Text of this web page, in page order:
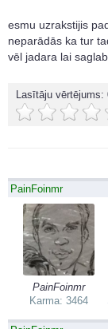
esmu uzrakstijis
neparādās ka tur
vēl jadara lai
Lasītāju vērtējums:
PainFoinmr
PainFoinmr
Karma: 3464